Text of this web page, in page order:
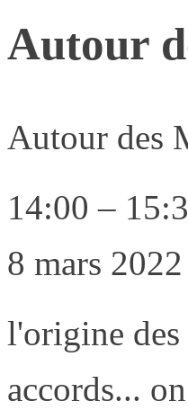
Autour
Autour des
14:00 –
8 mars 2022
l'origine
accords...